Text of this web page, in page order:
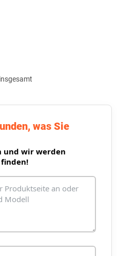
S
e
e
r
e
e
n
t
e
L
was Sie
und wir werden
finden!